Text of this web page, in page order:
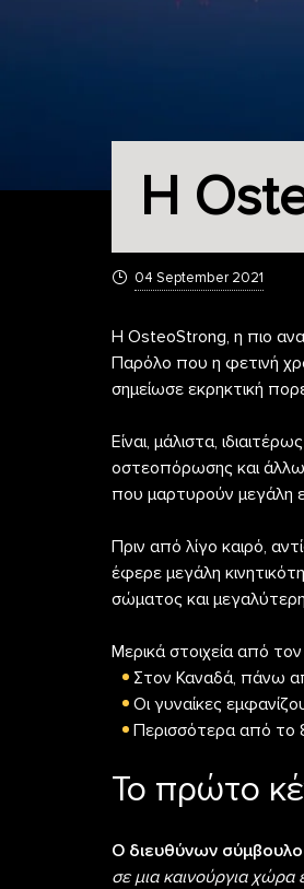
Η
04 September 2021
Η OsteoStrong, η πιο
Παρόλο που η φετινή
σημείωσε εκρηκτική
Είναι, μάλιστα,
οστεοπόρωσης και
που μαρτυρούν μεγάλη
Πριν από λίγο καιρό,
έφερε μεγάλη
σώματος και
Μερικά στοιχεία από
Στον Καναδά, πάνω
Οι γυναίκες
Περισσότερα από
Το πρώτο
Ο διευθύνων
σε μια καινούργια χώρα